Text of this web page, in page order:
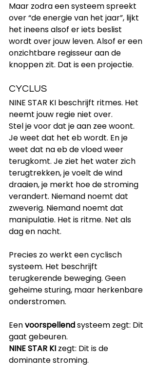
Maar zodra een systeem spreekt
over “de energie van het jaar”, lijkt
het ineens alsof er iets beslist
wordt over jouw leven. Alsof er een
onzichtbare regisseur aan de
knoppen zit. Dat is een projectie.
CYCLUS
NINE STAR KI beschrijft ritmes. Het
neemt jouw regie niet over.
Stel je voor dat je aan zee woont.
Je weet dat het eb wordt. En je
weet dat na eb de vloed weer
terugkomt. Je ziet het water zich
terugtrekken, je voelt de wind
draaien, je merkt hoe de stroming
verandert. Niemand noemt dat
zweverig. Niemand noemt dat
manipulatie. Het is ritme. Net als
dag en nacht.
Precies zo werkt een cyclisch
systeem. Het beschrijft
terugkerende beweging. Geen
geheime sturing, maar herkenbare
onderstromen.
Een voorspellend systeem zegt: Dit
gaat gebeuren.
NINE STAR KI zegt: Dit is de
dominante stroming.